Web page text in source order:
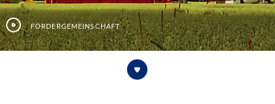
Fördergemeinschaft